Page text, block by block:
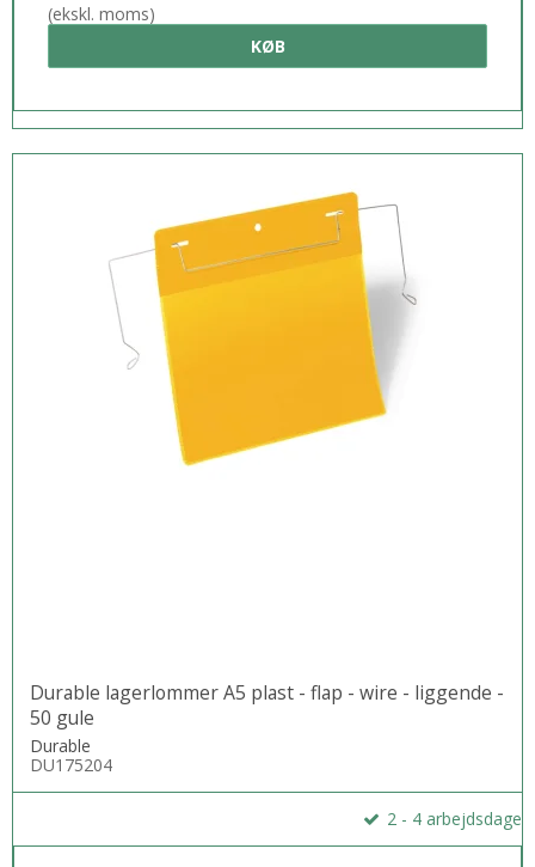
(ekskl. moms)
KØB
Durable lagerlommer A5 plast - flap - wire - liggende -
50 gule
Durable
DU175204
2 - 4 arbejdsdage